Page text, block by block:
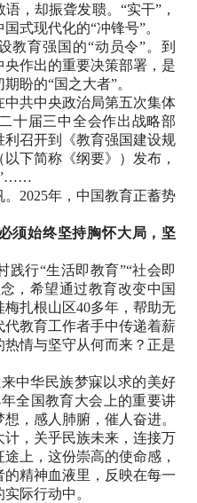
，却振聋发聩。“实干”，
式现代化的“冲锋号”。
教育强国的“动员令”。到
央作出的重要决策部署，是
盼的“国之大者”。
中共中央政治局第五次集体
十届三中全会作出战略部
利召开到《教育强国建设规
下简称《纲要》）发布，
”……
2025年，中国教育正蓄势
须始终坚持胸怀大局，坚
践行“生活即教育”“社会即
，希望通过教育改变中国
扎根山区40多年，帮助无
教育工作者手中传递着薪
情与坚守从何而来？正是
中华民族梦寐以求的美好
全国教育大会上的重要讲
，感人肺腑，催人奋进。
，关乎民族未来，连接万
上，这份崇高的使命感，
精神血液里，反映在每一
际行动中。